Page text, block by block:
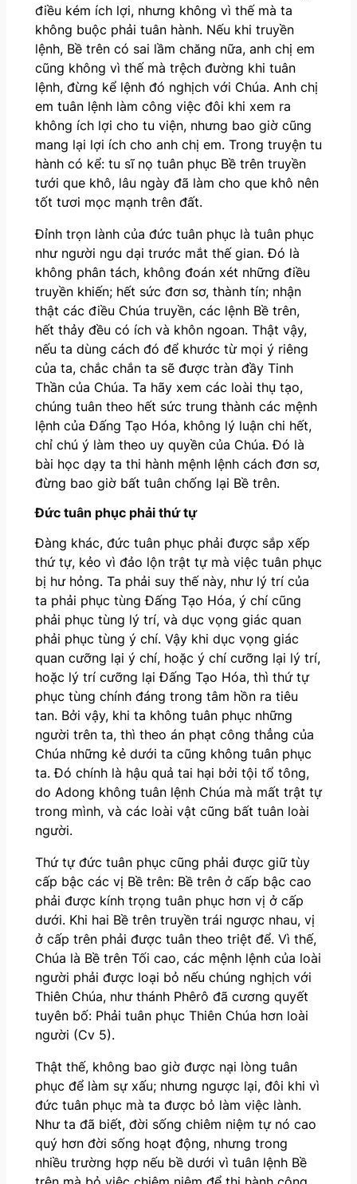
điều kém ích lợi, nhưng không vì thế mà ta
không buộc phải tuân hành. Nếu khi truyền
lệnh, Bề trên có sai lầm chăng nữa, anh chị em
cũng không vì thế mà trệch đường khi tuân
lệnh, đừng kể lệnh đó nghịch với Chúa. Anh chị
em tuân lệnh làm công việc đôi khi xem ra
không ích lợi cho tu viện, nhưng bao giờ cũng
mang lại lợi ích cho anh chị em. Trong truyện tu
hành có kể: tu sĩ nọ tuân phục Bề trên truyền
tưới que khô, lâu ngày đã làm cho que khô nên
tốt tươi mọc mạnh trên đất.
Đỉnh trọn lành của đức tuân phục là tuân phục
như người ngu dại trước mắt thế gian. Đó là
không phân tách, không đoán xét những điều
truyền khiến; hết sức đơn sơ, thành tín; nhận
thật các điều Chúa truyền, các lệnh Bề trên,
hết thảy đều có ích và khôn ngoan. Thật vậy,
nếu ta dùng cách đó để khước từ mọi ý riêng
của ta, chắc chắn ta sẽ được tràn đầy Tinh
Thần của Chúa. Ta hãy xem các loài thụ tạo,
chúng tuân theo hết sức trung thành các mệnh
lệnh của Đấng Tạo Hóa, không lý luận chi hết,
chỉ chú ý làm theo uy quyền của Chúa. Đó là
bài học dạy ta thi hành mệnh lệnh cách đơn sơ,
đừng bao giờ bất tuân chống lại Bề trên.
Đức tuân phục phải thứ tự
Đàng khác, đức tuân phục phải được sắp xếp
thứ tự, kẻo vì đảo lộn trật tự mà việc tuân phục
bị hư hỏng. Ta phải suy thế này, như lý trí của
ta phải phục tùng Đấng Tạo Hóa, ý chí cũng
phải phục tùng lý trí, và dục vọng giác quan
phải phục tùng ý chí. Vậy khi dục vọng giác
quan cưỡng lại ý chí, hoặc ý chí cưỡng lại lý trí,
hoặc lý trí cưỡng lại Đấng Tạo Hóa, thì thứ tự
phục tùng chính đáng trong tâm hồn ra tiêu
tan. Bởi vậy, khi ta không tuân phục những
người trên ta, thì theo án phạt công thẳng của
Chúa những kẻ dưới ta cũng không tuân phục
ta. Đó chính là hậu quả tai hại bởi tội tổ tông,
do Adong không tuân lệnh Chúa mà mất trật tự
trong mình, và các loài vật cũng bất tuân loài
người.
Thứ tự đức tuân phục cũng phải được giữ tùy
cấp bậc các vị Bề trên: Bề trên ở cấp bậc cao
phải được kính trọng tuân phục hơn vị ở cấp
dưới. Khi hai Bề trên truyền trái ngược nhau, vị
ở cấp trên phải được tuân theo triệt để. Vì thế,
Chúa là Bề trên Tối cao, các mệnh lệnh của loài
người phải được loại bỏ nếu chúng nghịch với
Thiên Chúa, như thánh Phêrô đã cương quyết
tuyên bố: Phải tuân phục Thiên Chúa hơn loài
người (Cv 5).
Thật thế, không bao giờ được nại lòng tuân
phục để làm sự xấu; nhưng ngược lại, đôi khi vì
đức tuân phục mà ta được bỏ làm việc lành.
Như ta đã biết, đời sống chiêm niệm tự nó cao
quý hơn đời sống hoạt động, nhưng trong
nhiều trường hợp nếu bề dưới vì tuân lệnh Bề